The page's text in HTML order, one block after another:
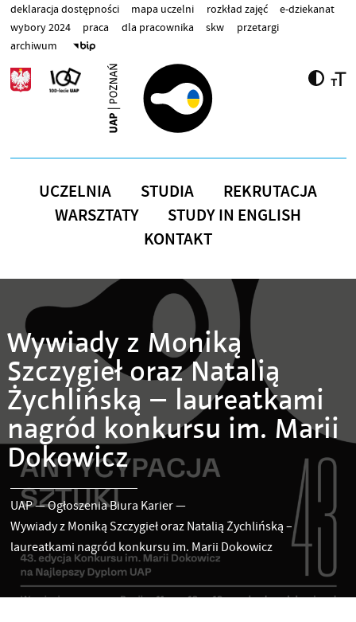
Przejdź do treści
deklaracja dostępności mapa uczelni rozkład zajęć
e-dziekanat
wybory 2024
praca dla pracownika skw
przetargi
archiwum
UCZELNIA STUDIA
REKRUTACJA
WARSZTATY
STUDY IN ENGLISH
KONTAKT
Wywiady z Moniką
Szczygieł oraz Natalią
Żychlińską – laureatkami
nagród konkursu im. Marii
Dokowicz
UAP—Ogłoszenia Biura Karier—
Wywiady z Moniką Szczygieł oraz Natalią Żychlińską –
laureatkami nagród konkursu im. Marii Dokowicz